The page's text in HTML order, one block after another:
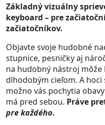
Základný vizuálny
keyboard – pre
začiatočníkov.
Objavte svoje hudobné
stupnice, pesničky aj
na hudobný nástroj
dlhodobým cieľom. A
možno vás pochytia
má pred sebou. Práve
pre každého.